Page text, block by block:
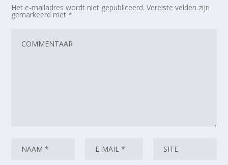
Het e-mailadres wordt niet gepubliceerd. Vereiste velden zijn
gemarkeerd met*